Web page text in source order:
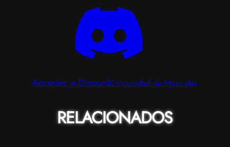
Acceder a DiscordComunidad de Manz.dev
RELACIONADOS